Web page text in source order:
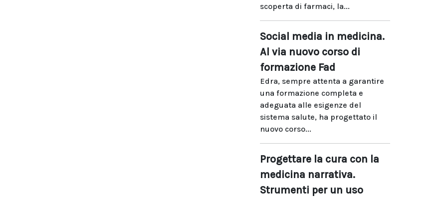
scoperta di farmaci, la...
Social media in medicina.
Al via nuovo corso di
formazione Fad
Edra, sempre attenta a garantire
una formazione completa e
adeguata alle esigenze del
sistema salute, ha progettato il
nuovo corso...
Progettare la cura con la
medicina narrativa.
Strumenti per un uso